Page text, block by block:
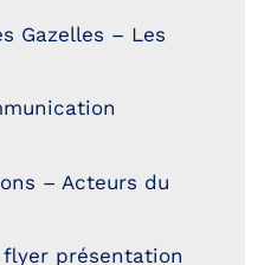
Gazelles – Les
– Acteurs du
présentation